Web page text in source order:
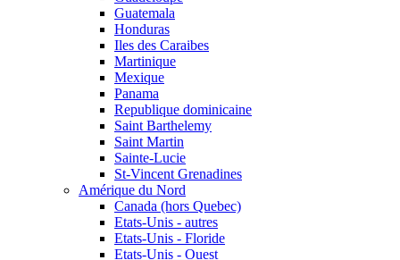
Guatemala
Honduras
Iles des Caraibes
Martinique
Mexique
Panama
Republique dominicaine
Saint Barthelemy
Saint Martin
Sainte-Lucie
St-Vincent Grenadines
Amérique du Nord
Canada (hors Quebec)
Etats-Unis - autres
Etats-Unis - Floride
Etats-Unis - Ouest